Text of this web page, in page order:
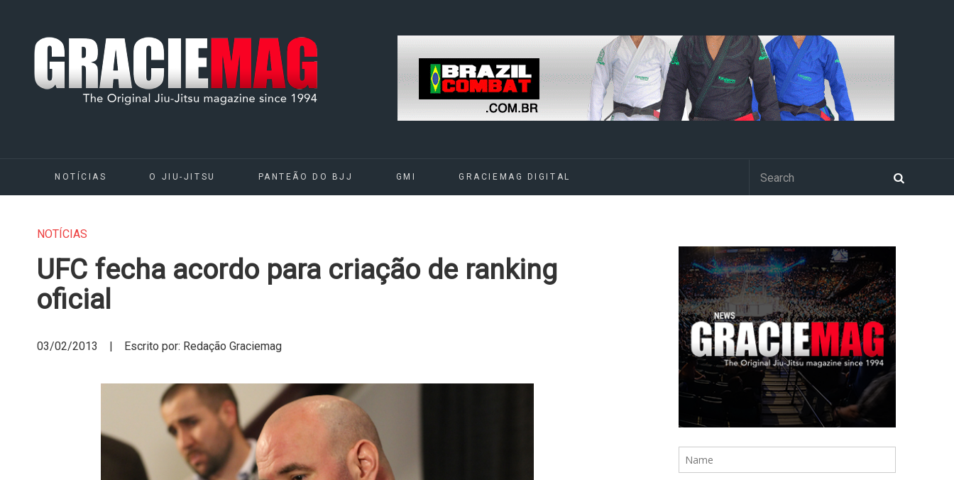
NOTÍCIAS O JIU-JITSU PANTEÃO DO BJJ GMI GRACIEMAG DIGITAL
NOTÍCIAS
UFC fecha acordo para criação de ranking
oficial
03/02/2013 | Escrito por: Redação Graciemag